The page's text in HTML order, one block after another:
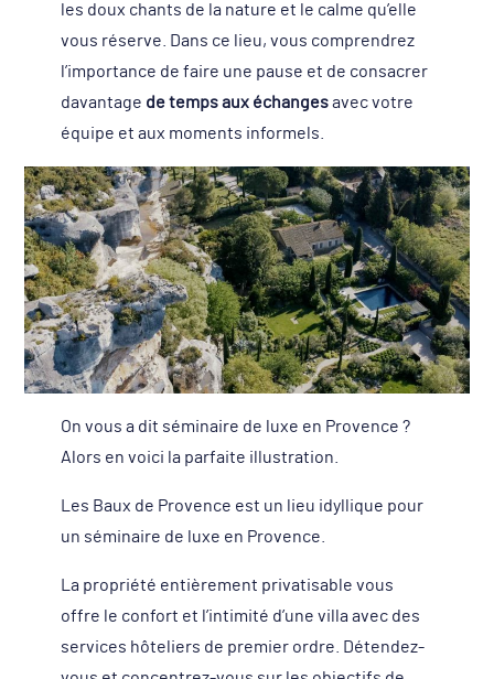
les doux chants de la nature et le calme qu’elle
vous réserve. Dans ce lieu, vous comprendrez
l’importance de faire une pause et de consacrer
davantage de temps aux échangesavec votre
équipe et aux moments informels.
On vous a dit séminaire de luxe en Provence ?
Alors en voici la parfaite illustration.
Les Baux de Provence est un lieu idyllique pour
un séminaire de luxe en Provence.
La propriété entièrement privatisable vous
offre le confort et l’intimité d’une villa avec des
services hôteliers de premier ordre. Détendez-